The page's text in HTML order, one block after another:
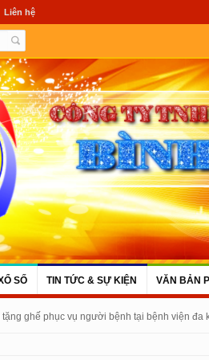
Liên hệ
SỐ TIN TỨC & SỰ KIỆN VĂN BẢN
ghế phục vụ người bệnh tại bệnh viện đa